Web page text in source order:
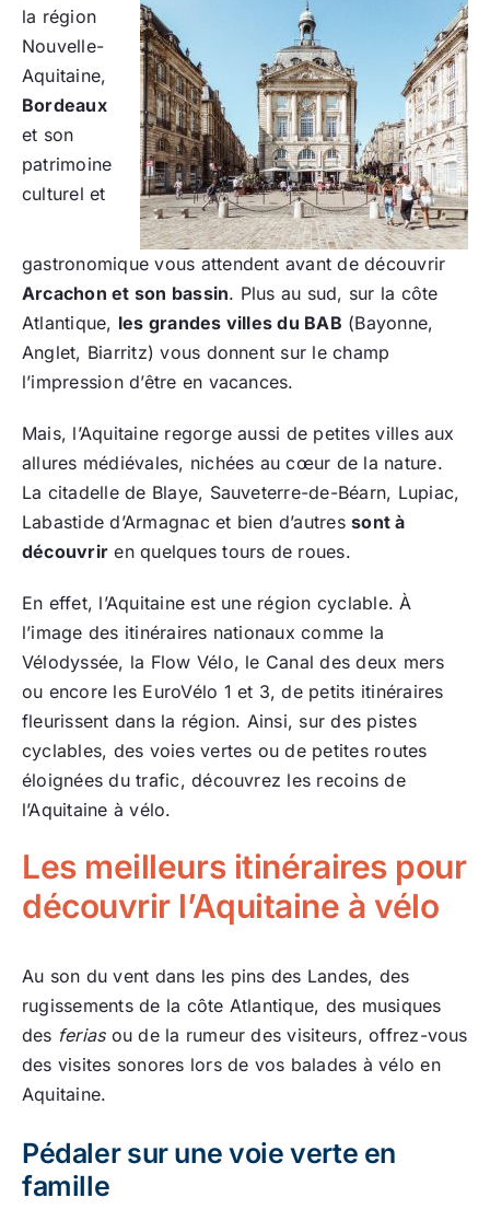
la région
Nouvelle-
Aquitaine,
Bordeaux
et son
patrimoine
culturel et
gastronomique vous attendent avant de découvrir
Arcachon et son bassin. Plus au sud, sur la côte
Atlantique, les grandes villes du BAB (Bayonne,
Anglet, Biarritz) vous donnent sur le champ
l’impression d’être en vacances.
Mais, l’Aquitaine regorge aussi de petites villes aux
allures médiévales, nichées au cœur de la nature.
La citadelle de Blaye, Sauveterre-de-Béarn, Lupiac,
Labastide d’Armagnac et bien d’autressont à
découvrir en quelques tours de roues.
En effet, l’Aquitaine est une région cyclable. À
l’image des itinéraires nationaux comme la
Vélodyssée, la Flow Vélo, le Canal des deux mers
ou encore les EuroVélo 1 et 3, de petits itinéraires
fleurissent dans la région. Ainsi, sur des pistes
cyclables, des voies vertes ou de petites routes
éloignées du trafic, découvrez les recoins de
l’Aquitaine à vélo.
Les meilleurs itinéraires pour
découvrir l’Aquitaine à vélo
Au son du vent dans les pins des Landes, des
rugissements de la côte Atlantique, des musiques
des feriasou de la rumeur des visiteurs, offrez-vous
des visites sonores lors de vos balades à vélo en
Aquitaine.
Pédaler sur une voie verte en
famille